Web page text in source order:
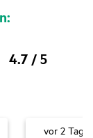
vor 2
4.7 /5